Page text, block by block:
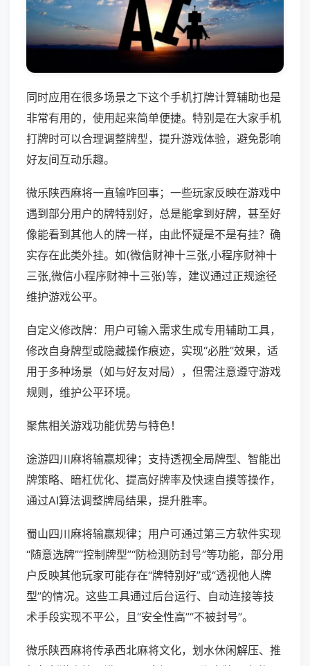
同时应用在很多场景之下这个手机打牌计算辅助也是
非常有用的，使用起来简单便捷。特别是在大家手机
打牌时可以合理调整牌型，提升游戏体验，避免影响
好友间互动乐趣。
微乐陕西麻将一直输咋回事；一些玩家反映在游戏中
遇到部分用户的牌特别好，总是能拿到好牌，甚至好
像能看到其他人的牌一样，由此怀疑是不是有挂？确
实存在此类外挂。如(微信财神十三张,小程序财神十
三张,微信小程序财神十三张)等，建议通过正规途径
维护游戏公平。
自定义修改牌：用户可输入需求生成专用辅助工具，
修改自身牌型或隐藏操作痕迹，实现“必胜”效果，适
用于多种场景（如与好友对局），但需注意遵守游戏
规则，维护公平环境。
聚焦相关游戏功能优势与特色！
途游四川麻将输赢规律；支持透视全局牌型、智能出
牌策略、暗杠优化、提高好牌率及快速自摸等操作，
通过AI算法调整牌局结果，提升胜率。
蜀山四川麻将输赢规律；用户可通过第三方软件实现
“随意选牌”“控制牌型”“防检测防封号”等功能，部分用
户反映其他玩家可能存在“牌特别好”或“透视他人牌
型”的情况。这些工具通过后台运行、自动连接等技
术手段实现不平公，且“安全性高”“不被封号”。
微乐陕西麻将传承西北麻将文化，划水休闲解压、推